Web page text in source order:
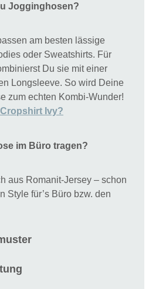
Jogginghosen?
am besten lässige
oder Sweatshirts. Für
Du sie mit einer
Longsleeve. So wird Deine
zum echten Kombi-Wunder!
Ivy?
im Büro tragen?
aus Romanit-Jersey – schon
Style für’s Büro bzw. den